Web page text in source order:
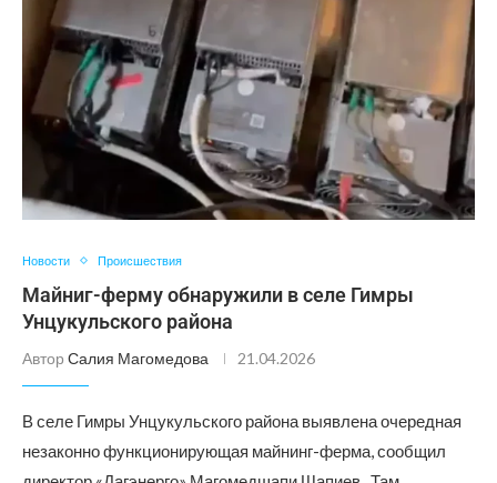
Новости Происшествия
Майниг-ферму обнаружили в селе Гимры
Унцукульского района
Автор Салия Магомедова 21.04.2026
В селе Гимры Унцукульского района выявлена очередная
незаконно функционирующая майнинг-ферма, сообщил